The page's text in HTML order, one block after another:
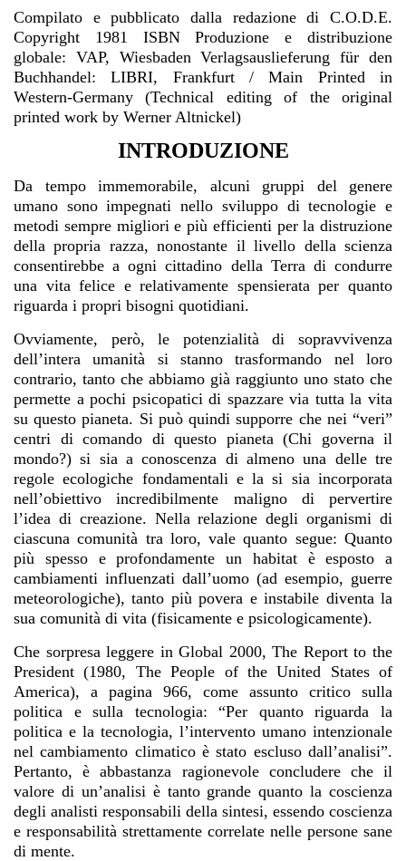
Compilato e pubblicato dalla redazione di C.O.D.E.
Copyright 1981 ISBN Produzione e distribuzione
globale: VAP, Wiesbaden Verlagsauslieferung für den
Buchhandel: LIBRI, Frankfurt / Main Printed in
Western-Germany (Technical editing of the original
printed work by Werner Altnickel)
INTRODUZIONE
Da tempo immemorabile, alcuni gruppi del genere
umano sono impegnati nello sviluppo di tecnologie e
metodi sempre migliori e più efficienti per la distruzione
della propria razza, nonostante il livello della scienza
consentirebbe a ogni cittadino della Terra di condurre
una vita felice e relativamente spensierata per quanto
riguarda i propri bisogni quotidiani.
Ovviamente, però, le potenzialità di sopravvivenza
dell’intera umanità si stanno trasformando nel loro
contrario, tanto che abbiamo già raggiunto uno stato che
permette a pochi psicopatici di spazzare via tutta la vita
su questo pianeta. Si può quindi supporre che nei “veri”
centri di comando di questo pianeta (Chi governa il
mondo?) si sia a conoscenza di almeno una delle tre
regole ecologiche fondamentali e la si sia incorporata
nell’obiettivo incredibilmente maligno di pervertire
l’idea di creazione. Nella relazione degli organismi di
ciascuna comunità tra loro, vale quanto segue: Quanto
più spesso e profondamente un habitat è esposto a
cambiamenti influenzati dall’uomo (ad esempio, guerre
meteorologiche), tanto più povera e instabile diventa la
sua comunità di vita (fisicamente e psicologicamente).
Che sorpresa leggere in Global 2000, The Report to the
President (1980, The People of the United States of
America), a pagina 966, come assunto critico sulla
politica e sulla tecnologia: “Per quanto riguarda la
politica e la tecnologia, l’intervento umano intenzionale
nel cambiamento climatico è stato escluso dall’analisi”.
Pertanto, è abbastanza ragionevole concludere che il
valore di un’analisi è tanto grande quanto la coscienza
degli analisti responsabili della sintesi, essendo coscienza
e responsabilità strettamente correlate nelle persone sane
di mente.